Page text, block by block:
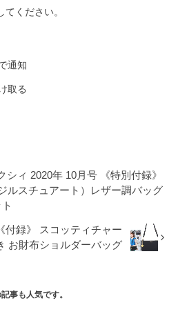
てください。
通知
取る
シィ 2020年 10月号 《特別付録》
ルスチュアート）レザー調バッグ
付録》 スコッティチャー
お財布ショルダーバッグ
事も人気です。